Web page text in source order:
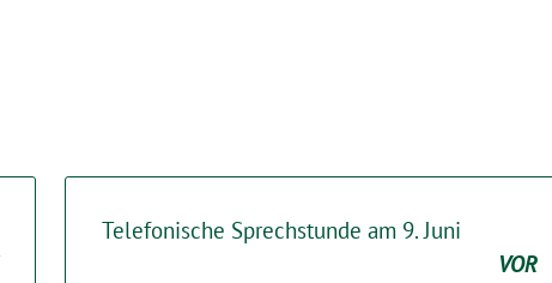
Telefonische Sprechstunde am 9. Juni
VOR